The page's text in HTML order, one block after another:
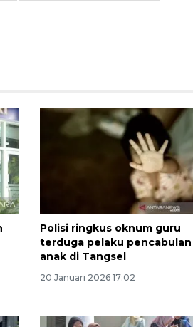
Polisi ringkus oknum guru
terduga pelaku pencabulan
anak di Tangsel
20 Januari 2026 17:02